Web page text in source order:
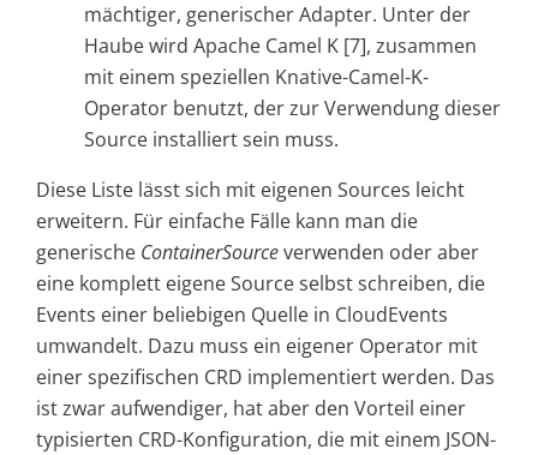
mächtiger, generischer Adapter. Unter der
Haube wird Apache Camel K [7], zusammen
mit einem speziellen Knative-Camel-K-
Operator benutzt, der zur Verwendung dieser
Source installiert sein muss.
Diese Liste lässt sich mit eigenen Sources leicht
erweitern. Für einfache Fälle kann man die
generische ContainerSourceverwenden oder aber
eine komplett eigene Source selbst schreiben, die
Events einer beliebigen Quelle in CloudEvents
umwandelt. Dazu muss ein eigener Operator mit
einer spezifischen CRD implementiert werden. Das
ist zwar aufwendiger, hat aber den Vorteil einer
typisierten CRD-Konfiguration, die mit einem JSON-